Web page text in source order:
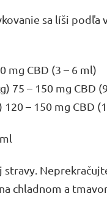
sa líši podľa
mg CBD (3 – 6 ml)
75 – 150 mg CBD
– 150 mg CBD
stravy.
chladnom a